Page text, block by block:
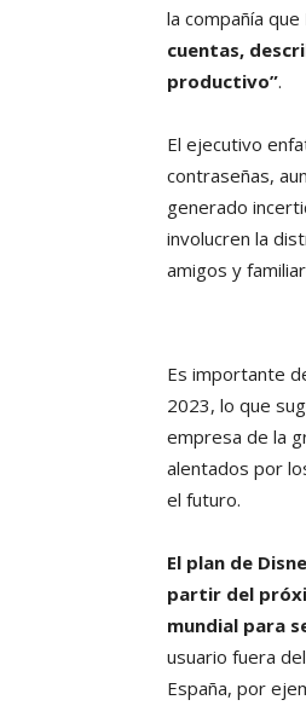
la compañía que
cuentas,
productivo”.
El ejecutivo
contraseñas,
generado
involucren la
amigos y
Es importante
2023, lo que
empresa de la
alentados por
el futuro.
El plan de
partir del
mundial para
usuario fuera
España, por